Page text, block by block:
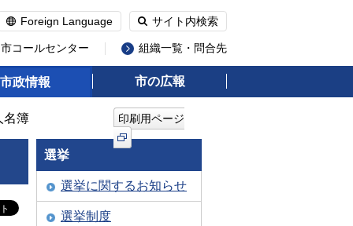
Foreign Language サイト内検索
コールセンター 組織一覧・問合先
市政情報 市の広報
名簿 印刷用ページ
選挙
選挙に関するお知らせ
選挙制度